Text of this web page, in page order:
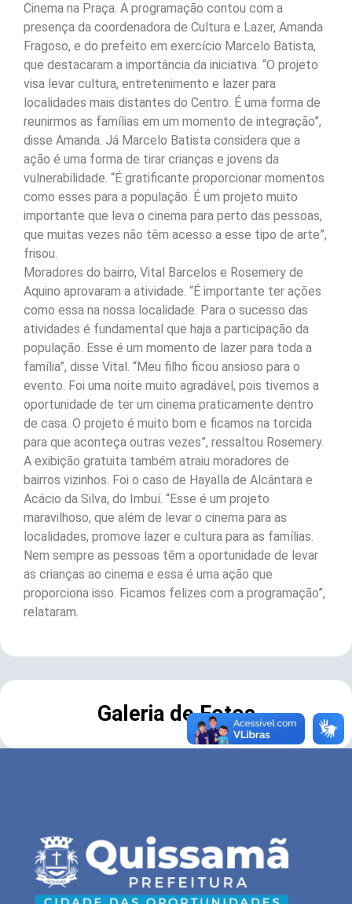
Cinema na Praça. A programação contou com a
presença da coordenadora de Cultura e Lazer, Amanda
Fragoso, e do prefeito em exercício Marcelo Batista,
que destacaram a importância da iniciativa. “O projeto
visa levar cultura, entretenimento e lazer para
localidades mais distantes do Centro. É uma forma de
reunirmos as famílias em um momento de integração”,
disse Amanda. Já Marcelo Batista considera que a
ação é uma forma de tirar crianças e jovens da
vulnerabilidade. “É gratificante proporcionar momentos
como esses para a população. É um projeto muito
importante que leva o cinema para perto das pessoas,
que muitas vezes não têm acesso a esse tipo de arte”,
frisou.
Moradores do bairro, Vital Barcelos e Rosemery de
Aquino aprovaram a atividade. “É importante ter ações
como essa na nossa localidade. Para o sucesso das
atividades é fundamental que haja a participação da
população. Esse é um momento de lazer para toda a
família”, disse Vital. “Meu filho ficou ansioso para o
evento. Foi uma noite muito agradável, pois tivemos a
oportunidade de ter um cinema praticamente dentro
de casa. O projeto é muito bom e ficamos na torcida
para que aconteça outras vezes”, ressaltou Rosemery.
A exibição gratuita também atraiu moradores de
bairros vizinhos. Foi o caso de Hayalla de Alcântara e
Acácio da Silva, do Imbuí. “Esse é um projeto
maravilhoso, que além de levar o cinema para as
localidades, promove lazer e cultura para as famílias.
Nem sempre as pessoas têm a oportunidade de levar
as crianças ao cinema e essa é uma ação que
proporciona isso. Ficamos felizes com a programação”,
relataram.
Galeria de Fotos